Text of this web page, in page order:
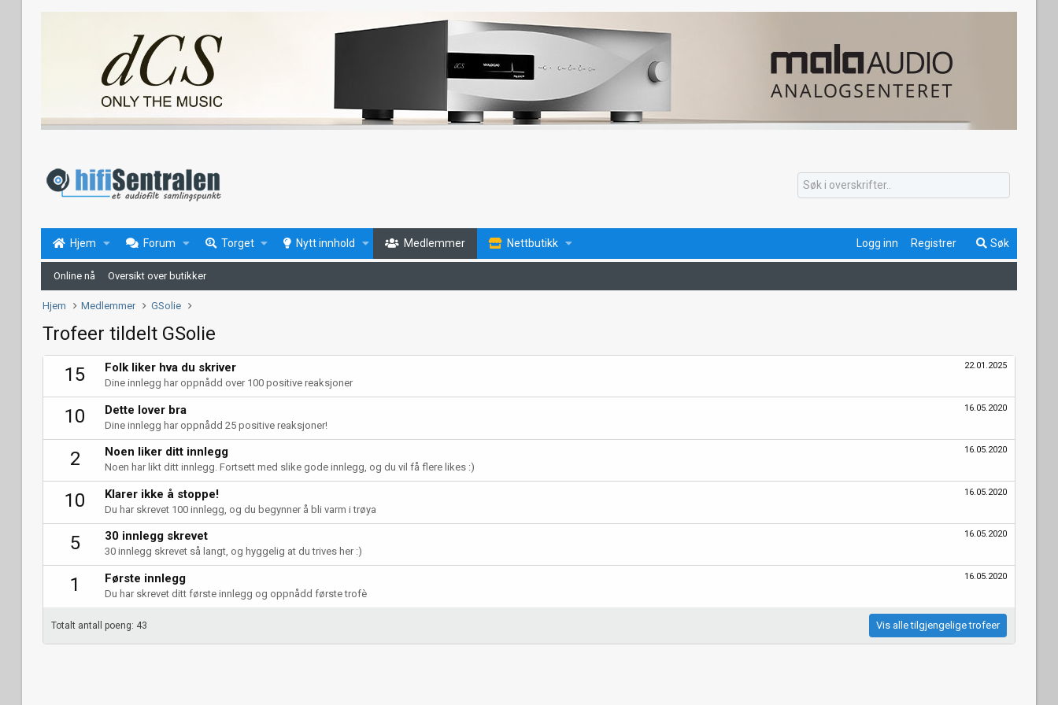
Hjem Forum Torget Nytt innhold Medlemmer Nettbutikk Logg inn Registrer Søk
Online nå Oversikt over butikker
Hjem Medlemmer GSolie
Trofeer tildelt GSolie
15
22.01.2025
Folk liker hva du skriver
Dine innlegg har oppnådd over 100 positive reaksjoner
10 16.05.2020
Dette lover bra
Dine innlegg har oppnådd 25 positive reaksjoner!
2 16.05.2020
Noen liker ditt innlegg
Noen har likt ditt innlegg. Fortsett med slike gode innlegg, og du vil få flere likes :)
10 16.05.2020
Klarer ikke å stoppe!
Du har skrevet 100 innlegg, og du begynner å bli varm i trøya
5 16.05.2020
30 innlegg skrevet
30 innlegg skrevet så langt, og hyggelig at du trives her :)
1 16.05.2020
Første innlegg
Du har skrevet ditt første innlegg og oppnådd første trofè
Totalt antall poeng: 43 Vis alle tilgjengelige trofeer